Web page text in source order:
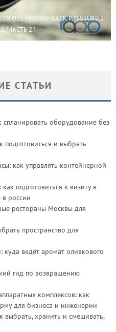
MURRAY BACK PRESSURE 2
[ЧАСТЬ 2.]
СТАТЬИ
оборудование без
подготовиться и выбрать
как управлять контейнерной
подготовиться к визиту в
россии
рестораны Москвы для
пространство для
ведёт аромат оливкового
гид по возвращению
комплексов: как
для бизнеса и инженерии
выбрать, хранить и смешивать,